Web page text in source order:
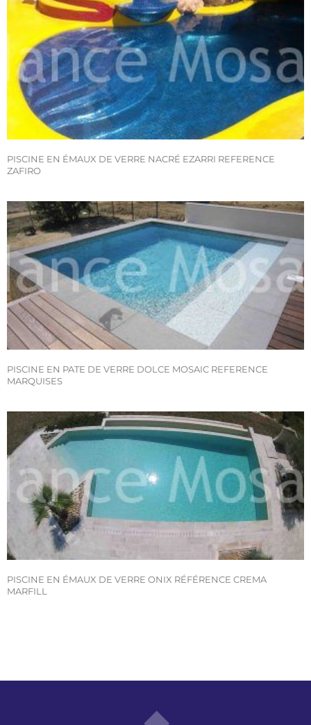
PISCINE EN ÉMAUX DE VERRE NACRÉ EZARRI REFERENCE
ZAFIRO
PISCINE EN PATE DE VERRE DOLCE MOSAIC REFERENCE
MARQUISES
PISCINE EN ÉMAUX DE VERRE ONIX RÉFÉRENCE CREMA
MARFILL